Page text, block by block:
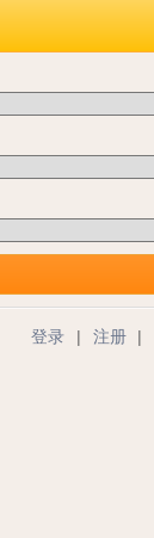
登录 | 注册 |